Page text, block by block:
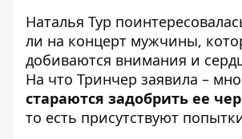
Наталья Тур
ли на концерт мужчины,
добиваются внимания и
На что Тринчер заявила –
стараются задобрить ее
то есть присутствуют